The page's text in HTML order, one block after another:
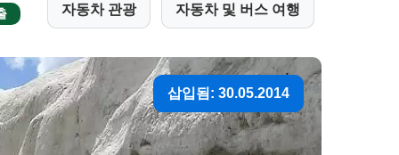
자동차 관광 자동차 및 버스 여행
삽입됨: 30.05.2014